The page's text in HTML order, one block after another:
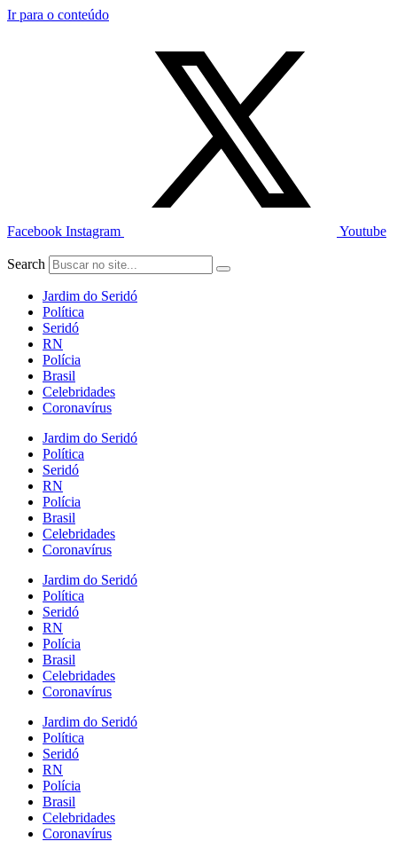
Ir para o conteúdo
Facebook Instagram Youtube
Search
Jardim do Seridó
Política
Seridó
RN
Polícia
Brasil
Celebridades
Coronavírus
Jardim do Seridó
Política
Seridó
RN
Polícia
Brasil
Celebridades
Coronavírus
Jardim do Seridó
Política
Seridó
RN
Polícia
Brasil
Celebridades
Coronavírus
Jardim do Seridó
Política
Seridó
RN
Polícia
Brasil
Celebridades
Coronavírus